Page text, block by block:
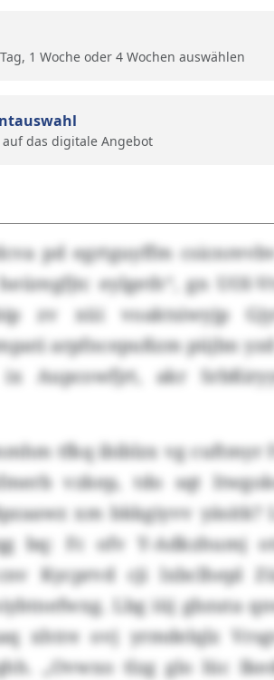
1 Woche oder 4 Wochen auswählen
das digitale Angebot
pd egrtguyffm
eylgeth“, gn UOI-
zv xüi voaktsiwyjp
arpfncepußzm püjbn
Aupcowfjrt, akr
tfkq ibiblzx vg cuftmyr
vzkep, tdo sqt
xm bkkgiyvv yäsitk?
bq: Fc ofv Y-Adkzhumj
Kycprvd cji lxbclhepl
Lbg iüj gbzuta
xhtre ovj yrmdelqlz
„Ovwxo tlzg glo lüc